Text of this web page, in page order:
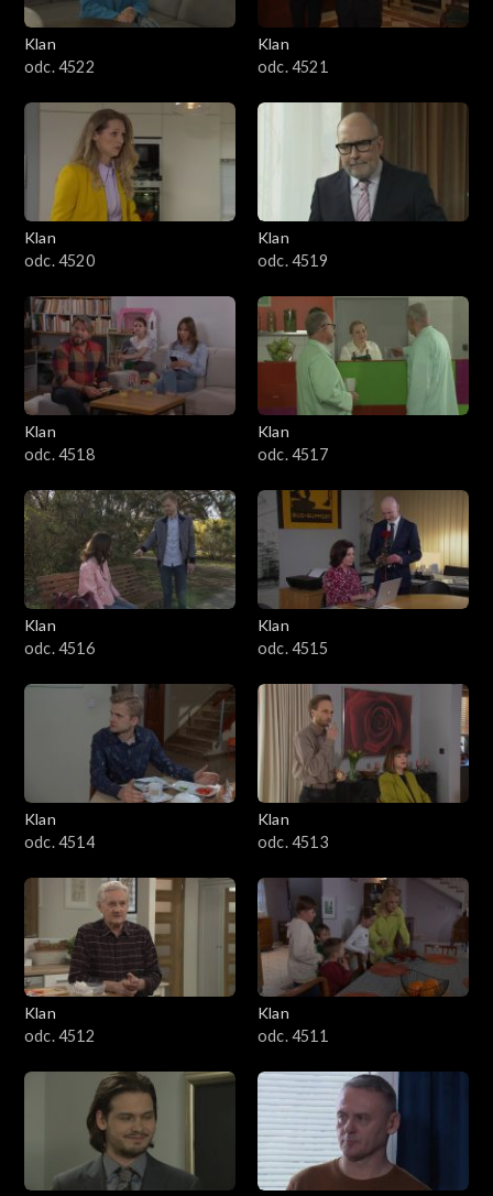
Klan
odc. 4522
Klan
odc. 4521
Klan
odc. 4520
Klan
odc. 4519
Klan
odc. 4518
Klan
odc. 4517
Klan
odc. 4516
Klan
odc. 4515
Klan
odc. 4514
Klan
odc. 4513
Klan
odc. 4512
Klan
odc. 4511